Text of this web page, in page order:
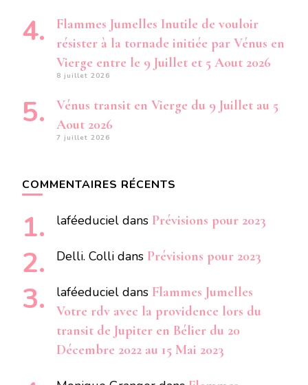
Flammes Jumelles Inutile de vouloir
résister à la tornade initiée par Vénus en
Vierge entre le 9 Juillet et 5 Aout 2026
8 juillet 2026
Vénus transit en Vierge du 9 Juillet au 5
Aout 2026
7 juillet 2026
COMMENTAIRES RÉCENTS
laféeduciel dans Prévisions pour 2023
Delli. Colli dans Prévisions pour 2023
laféeduciel dans Flammes Jumelles
Votre rdv avec la providence lors du
transit de Jupiter en Bélier du 20
Décembre 2022 au 15 Mai 2023